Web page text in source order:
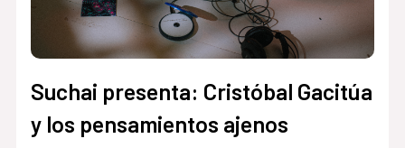
Suchai presenta: Cristóbal Gacitúa
y los pensamientos ajenos